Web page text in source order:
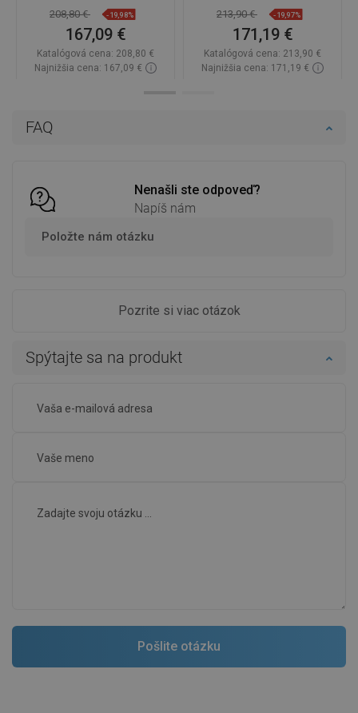
FAQ
Nenašli ste odpoveď?
Napíš nám
Položte nám otázku
Pozrite si viac otázok
Spýtajte sa na produkt
208,80 € -19,98%
167,09 €
Katalógová cena: 208,80 €
Najnižšia cena: 167,09 €
213,90 € -19,97%
171,19 €
Katalógová cena: 213,90 €
Najnižšia cena: 171,19 €